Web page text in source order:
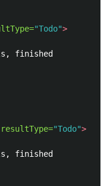
"Todo">
resultType="Todo">